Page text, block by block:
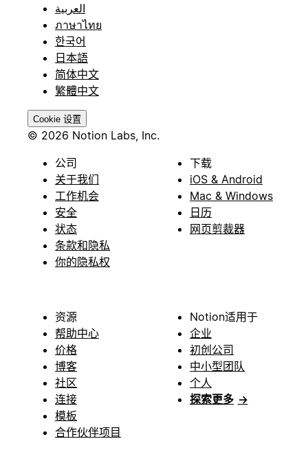
العربية
ภาษาไทย
한국어
日本語
简体中文
繁體中文
Cookie 设置
© 2026 Notion Labs, Inc.
公司
关于我们
工作机会
安全
状态
条款和隐私
你的隐私权
下载
iOS & Android
Mac & Windows
日历
网页剪裁器
资源
帮助中心
价格
博客
社区
连接
模板
合作伙伴项目
Notion适用于
企业
初创公司
中小型团队
个人
探索更多 →